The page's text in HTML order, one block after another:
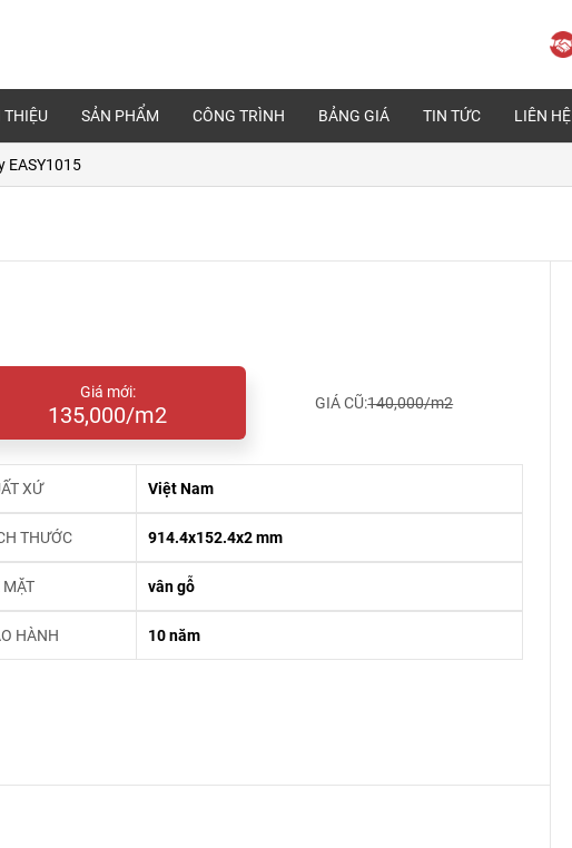
THIỆU SẢN PHẨM CÔNG TRÌNH BẢNG GIÁ TIN TỨC LIÊN HỆ
EASY1015
Giá mới:
135,000/m2 GIÁ CŨ:140,000/m2
XỨ Việt Nam
THƯỚC 914.4x152.4x2 mm
MẶT vân gỗ
HÀNH 10 năm